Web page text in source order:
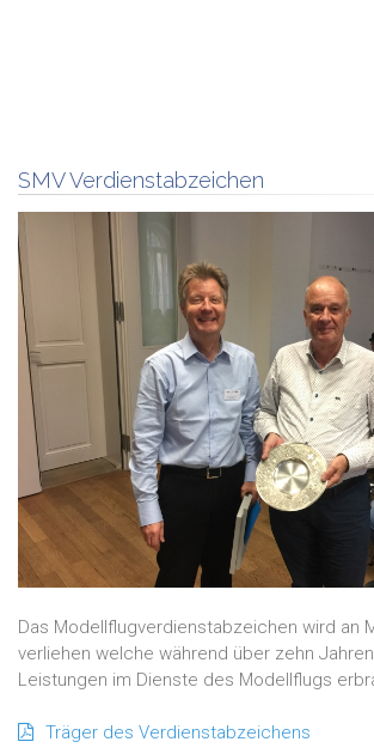
SMV Verdienstabzeichen
Das Modellflugverdienstabzeichen wird an
verliehen welche während über zehn
Leistungen im Dienste des Modellflugs
Träger des Verdienstabzeichens